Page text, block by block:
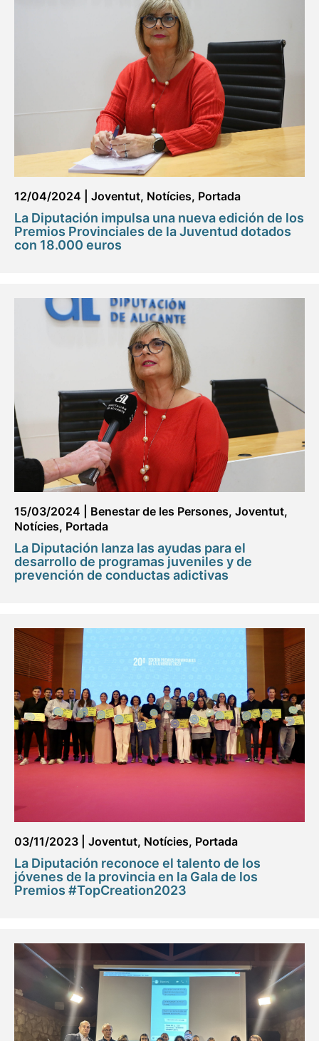
12/04/2024 Joventut, Notícies, Portada
La Diputación impulsa una nueva edición de los
Premios Provinciales de la Juventud dotados
con 18.000 euros
15/03/2024 Benestar de les Persones, Joventut,
Notícies, Portada
La Diputación lanza las ayudas para el
desarrollo de programas juveniles y de
prevención de conductas adictivas
03/11/2023 Joventut, Notícies, Portada
La Diputación reconoce el talento de los
jóvenes de la provincia en la Gala de los
Premios #TopCreation2023